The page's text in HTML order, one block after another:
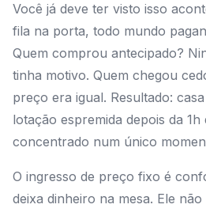
Você já deve ter visto isso
fila na porta, todo mundo
Quem comprou antecipado?
tinha motivo. Quem chegou
preço era igual. Resultado:
lotação espremida depois da
concentrado num único
O ingresso de preço fixo é
deixa dinheiro na mesa. Ele